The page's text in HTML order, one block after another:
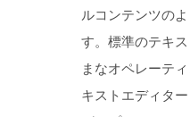
ルコンテンツの
す。標準のテキ
まなオペレーテ
キストエディタ